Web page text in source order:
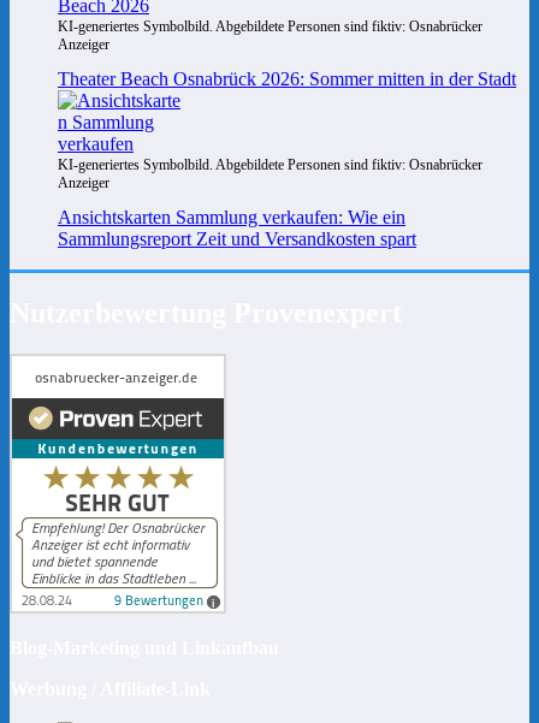
KI-generiertes Symbolbild. Abgebildete Personen sind fiktiv: Osnabrücker
Anzeiger
Theater Beach Osnabrück 2026: Sommer mitten in der Stadt
KI-generiertes Symbolbild. Abgebildete Personen sind fiktiv: Osnabrücker
Anzeiger
Ansichtskarten Sammlung verkaufen: Wie ein
Sammlungsreport Zeit und Versandkosten spart